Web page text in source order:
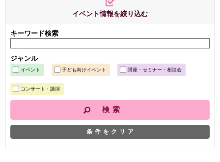
イベント情報を絞り込む
キーワード検索
ジャンル
イベント 子ども向けイベント 講座・セミナー・相談会
コンサート・講演
条件をクリア